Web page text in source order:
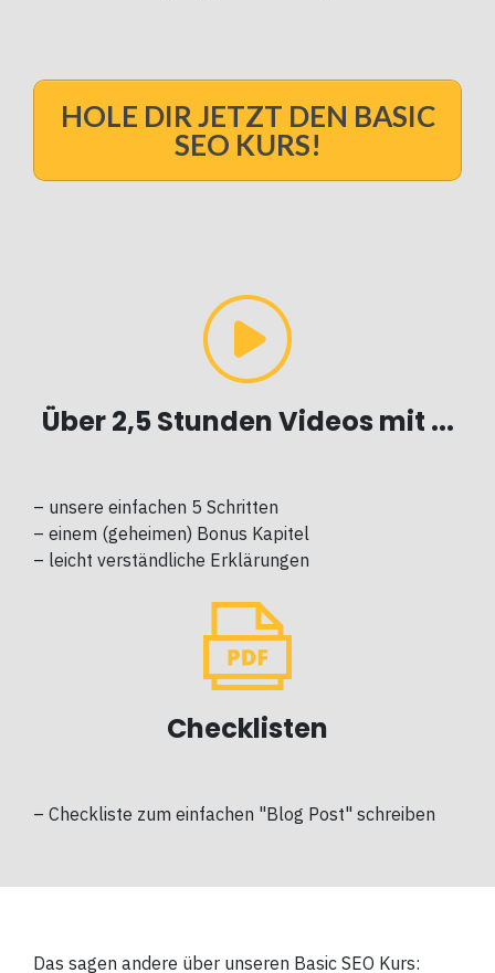
HOLE DIR JETZT DEN BASIC
SEO KURS!
Über 2,5 Stunden Videos mit ...
– unsere einfachen 5 Schritten
– einem (geheimen) Bonus Kapitel
– leicht verständliche Erklärungen
Checklisten
– Checkliste zum einfachen "Blog Post" schreiben
Das sagen andere über unseren Basic SEO Kurs: